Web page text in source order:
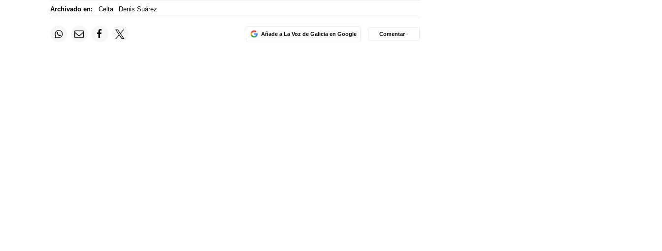
Archivado en: Celta Denis Suárez
Añade a La Voz de Galicia en Google Comentar ·